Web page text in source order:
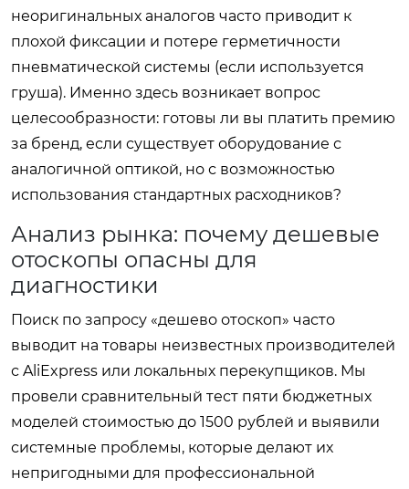
неоригинальных аналогов часто приводит к
плохой фиксации и потере герметичности
пневматической системы (если используется
груша). Именно здесь возникает вопрос
целесообразности: готовы ли вы платить премию
за бренд, если существует оборудование с
аналогичной оптикой, но с возможностью
использования стандартных расходников?
Анализ рынка: почему дешевые
отоскопы опасны для
диагностики
Поиск по запросу «дешево отоскоп» часто
выводит на товары неизвестных производителей
с AliExpress или локальных перекупщиков. Мы
провели сравнительный тест пяти бюджетных
моделей стоимостью до 1500 рублей и выявили
системные проблемы, которые делают их
непригодными для профессиональной